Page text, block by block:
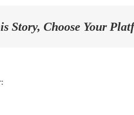
Story, Choose Your